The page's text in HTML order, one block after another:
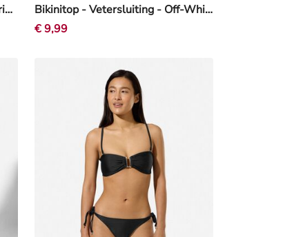
Bikinitop - Gestructureerd materiaal - Beige Bikinitop - Vetersluiting - Off-White
€ 9,99